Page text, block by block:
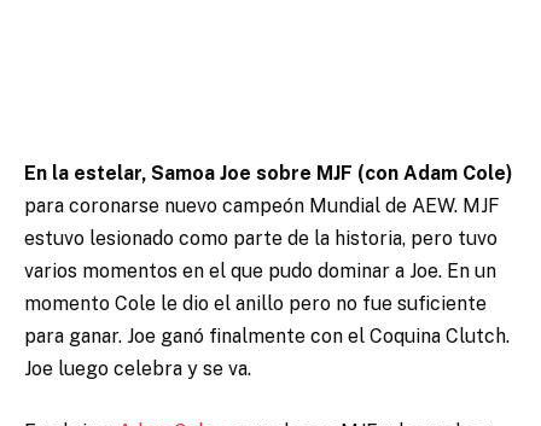
En la estelar, Samoa Joe sobre MJF (con Adam Cole)
para coronarse nuevo campeón Mundial de AEW. MJF
estuvo lesionado como parte de la historia, pero tuvo
varios momentos en el que pudo dominar a Joe. En un
momento Cole le dio el anillo pero no fue suficiente
para ganar. Joe ganó finalmente con el Coquina Clutch.
Joe luego celebra y se va.